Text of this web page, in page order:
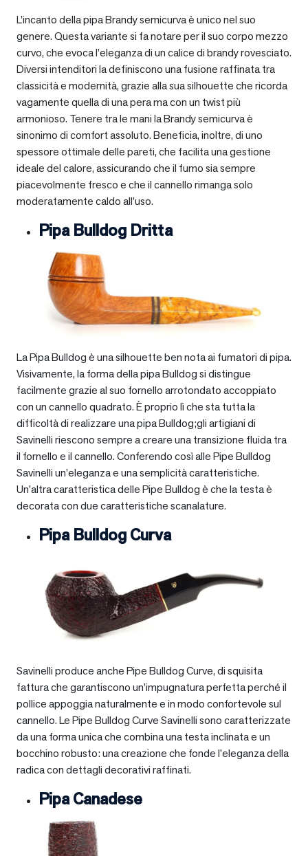
L’incanto della pipa Brandy semicurva è unico nel suo
genere. Questa variante si fa notare per il suo corpo mezzo
curvo, che evoca l’eleganza di un calice di brandy rovesciato.
Diversi intenditori la definiscono una fusione raffinata tra
classicità e modernità, grazie alla sua silhouette che ricorda
vagamente quella di una pera ma con un twist più
armonioso. Tenere tra le mani la Brandy semicurva è
sinonimo di comfort assoluto. Beneficia, inoltre, di uno
spessore ottimale delle pareti, che facilita una gestione
ideale del calore, assicurando che il fumo sia sempre
piacevolmente fresco e che il cannello rimanga solo
moderatamente caldo all’uso.
Pipa Bulldog Dritta
La Pipa Bulldog è una silhouette ben nota ai fumatori di pipa.
Visivamente, la forma della pipa Bulldog si distingue
facilmente grazie al suo fornello arrotondato accoppiato
con un cannello quadrato. È proprio lì che sta tutta la
difficoltà di realizzare una pipa Bulldog;gli artigiani di
Savinelli riescono sempre a creare una transizione fluida tra
il fornello e il cannello. Conferendo così alle Pipe Bulldog
Savinelli un’eleganza e una semplicità caratteristiche.
Un’altra caratteristica delle Pipe Bulldog è che la testa è
decorata con due caratteristiche scanalature.
Pipa Bulldog Curva
Savinelli produce anche Pipe Bulldog Curve, di squisita
fattura che garantiscono un’impugnatura perfetta perché il
pollice appoggia naturalmente e in modo confortevole sul
cannello. Le Pipe Bulldog Curve Savinelli sono caratterizzate
da una forma unica che combina una testa inclinata e un
bocchino robusto: una creazione che fonde l’eleganza della
radica con dettagli decorativi raffinati.
Pipa Canadese